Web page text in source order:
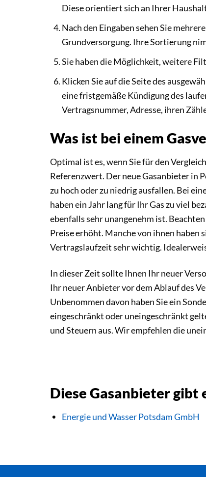
Diese orientiert sich an Ihrer
Nach den Eingaben sehen Sie
Grundversorgung. Ihre Sortierung
Sie haben die Möglichkeit, weitere
Klicken Sie auf die Seite des
eine fristgemäße Kündigung des
Vertragsnummer, Adresse, ihren
Was ist bei einem
Optimal ist es, wenn Sie für den
Referenzwert. Der neue Gasanbieter in
zu hoch oder zu niedrig ausfallen. Bei
haben ein Jahr lang für Ihr Gas zu viel
ebenfalls sehr unangenehm ist.
Preise erhöht. Manche von ihnen haben
Vertragslaufzeit sehr wichtig.
In dieser Zeit sollte Ihnen Ihr neuer
Ihr neuer Anbieter vor dem Ablauf des
Unbenommen davon haben Sie ein
eingeschränkt oder uneingeschränkt
und Steuern aus. Wir empfehlen die
Diese Gasanbieter gibt
Energie und Wasser Potsdam GmbH